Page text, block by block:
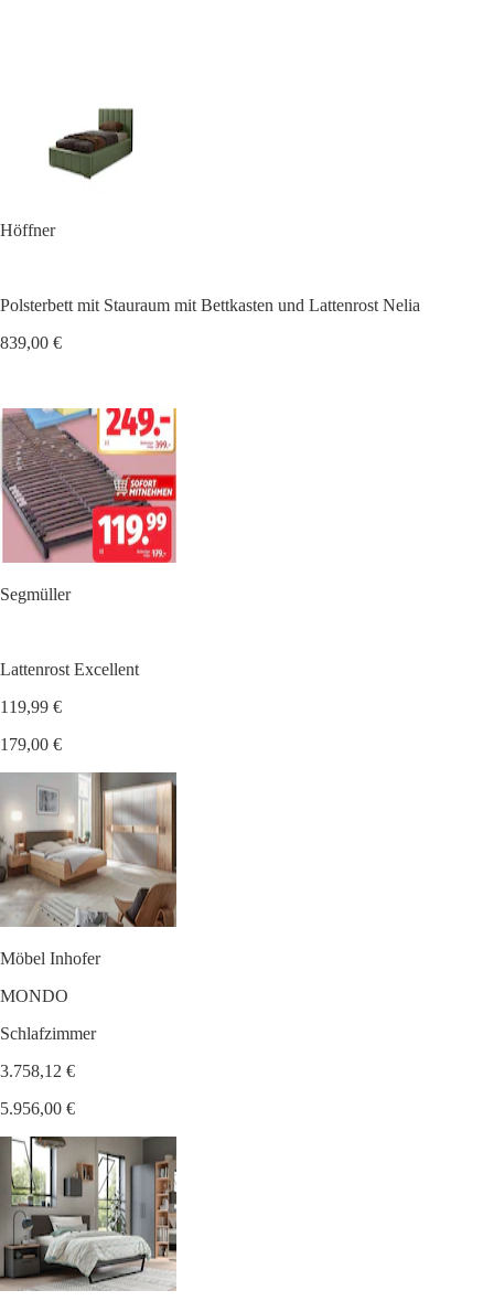
Höffner
Polsterbett mit Stauraum mit Bettkasten und Lattenrost Nelia
839,00 €
Segmüller
Lattenrost Excellent
119,99 €
179,00 €
Möbel Inhofer
MONDO
Schlafzimmer
3.758,12 €
5.956,00 €